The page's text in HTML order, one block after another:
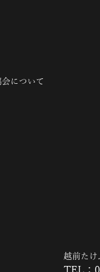
について
越前たけ